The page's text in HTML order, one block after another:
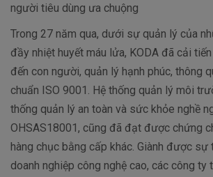
người tiêu dùng ưa chuộng
Trong 27 năm qua, dưới sự quản lý của
đầy nhiệt huyết máu lửa, KODA đã cải
đến con người, quản lý hạnh phúc, thông
chuẩn ISO 9001. Hệ thống quản lý môi
thống quản lý an toàn và sức khỏe nghề
OHSAS18001, cũng đã đạt được chứng
hàng chục bằng cấp khác. Giành được sự
doanh nghiệp công nghệ cao, các công ty